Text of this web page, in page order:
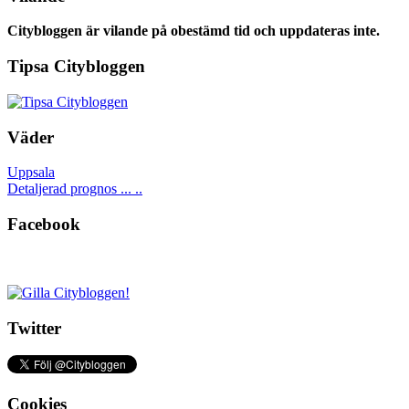
Citybloggen är vilande på obestämd tid och uppdateras inte.
Tipsa Citybloggen
Väder
Uppsala
Detaljerad prognos ... ..
Facebook
Twitter
Cookies